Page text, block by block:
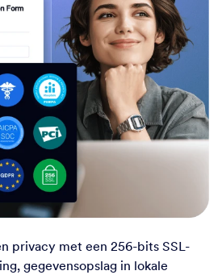
privacy met een 256-bits SSL-
gegevensopslag in lokale